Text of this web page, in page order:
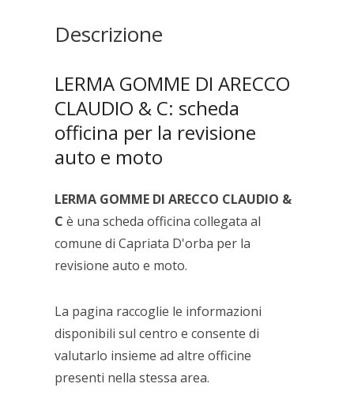
Descrizione
LERMA GOMME DI ARECCO
CLAUDIO & C: scheda
officina per la revisione
auto e moto
LERMA GOMME DI ARECCO CLAUDIO &
C è una scheda officina collegata al
comune di Capriata D'orba per la
revisione auto e moto.
La pagina raccoglie le informazioni
disponibili sul centro e consente di
valutarlo insieme ad altre officine
presenti nella stessa area.